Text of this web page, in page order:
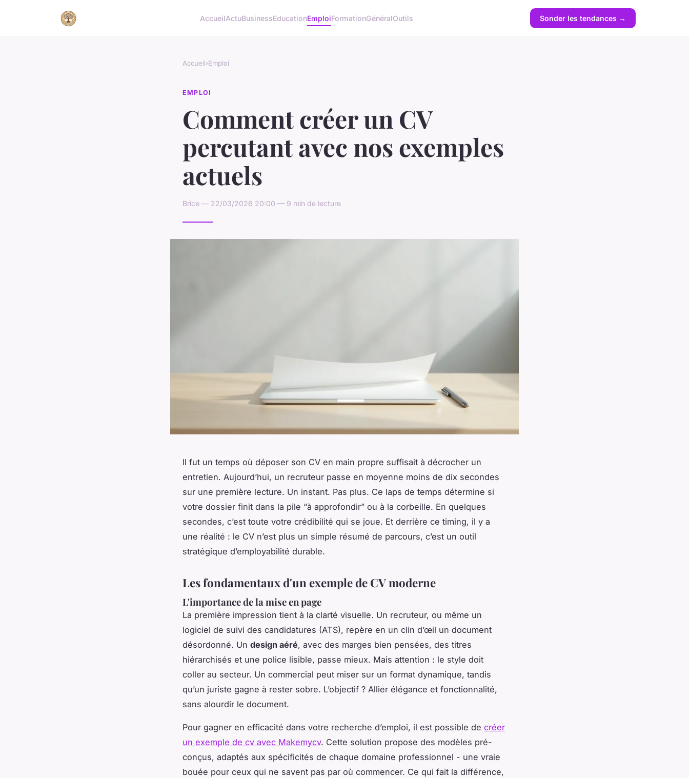
AccueilActuBusinessEducationEmploiFormationGénéralOutils Sonder les tendances →
Accueil›Emploi
EMPLOI
Comment créer un CV
percutant avec nos exemples
actuels
Brice — 22/03/2026 20:00 — 9 min de lecture
Il fut un temps où déposer son CV en main propre suffisait à décrocher un
entretien. Aujourd’hui, un recruteur passe en moyenne moins de dix secondes
sur une première lecture. Un instant. Pas plus. Ce laps de temps détermine si
votre dossier finit dans la pile “à approfondir” ou à la corbeille. En quelques
secondes, c’est toute votre crédibilité qui se joue. Et derrière ce timing, il y a
une réalité : le CV n’est plus un simple résumé de parcours, c’est un outil
stratégique d’employabilité durable.
Les fondamentaux d'un exemple de CV moderne
L'importance de la mise en page
La première impression tient à la clarté visuelle. Un recruteur, ou même un
logiciel de suivi des candidatures (ATS), repère en un clin d’œil un document
désordonné. Un design aéré, avec des marges bien pensées, des titres
hiérarchisés et une police lisible, passe mieux. Mais attention : le style doit
coller au secteur. Un commercial peut miser sur un format dynamique, tandis
qu’un juriste gagne à rester sobre. L’objectif ? Allier élégance et fonctionnalité,
sans alourdir le document.
Pour gagner en efficacité dans votre recherche d’emploi, il est possible de créer
un exemple de cv avec Makemycv. Cette solution propose des modèles pré-
conçus, adaptés aux spécificités de chaque domaine professionnel - une vraie
bouée pour ceux qui ne savent pas par où commencer. Ce qui fait la différence,